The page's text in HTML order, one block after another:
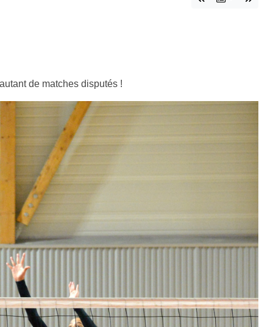
de matches disputés !